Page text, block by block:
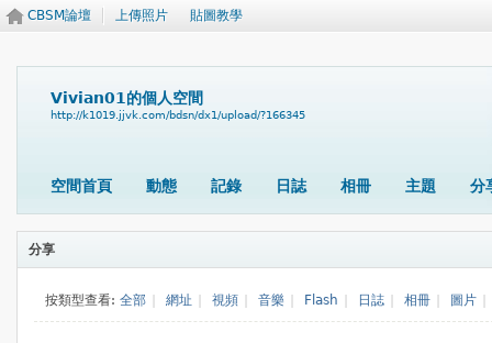
CBSM論壇 上傳照片 貼圖教學
Vivian01的個人空間
http://k1019.jjvk.com/bdsn/dx1/upload/?166345
空間首頁 動態 記錄 日誌 相冊 主題 分
分享
按類型查看: 全部 網址 視頻 音樂 Flash 日誌 相冊 圖片